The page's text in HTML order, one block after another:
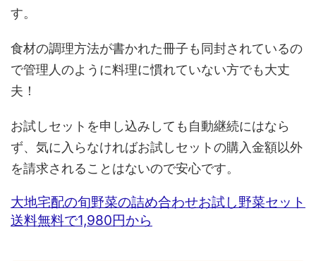
す。
食材の調理方法が書かれた冊子も同封されているの
で管理人のように料理に慣れていない方でも大丈
夫！
お試しセットを申し込みしても自動継続にはなら
ず、気に入らなければお試しセットの購入金額以外
を請求されることはないので安心です。
大地宅配の旬野菜の詰め合わせお試し野菜セット
送料無料で1,980円から